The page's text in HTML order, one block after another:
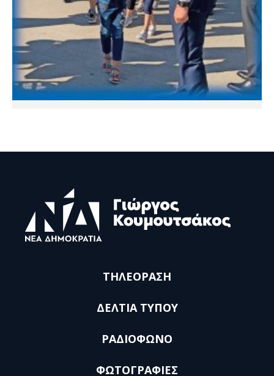
ΤΗΛΕΟΡΑΣΗ
ΔΕΛΤΙΑ ΤΥΠΟΥ
ΡΑΔΙΟΦΩΝΟ
ΦΩΤΟΓΡΑΦΙΕΣ